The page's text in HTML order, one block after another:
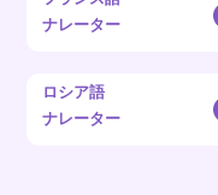
ナレーター
ロシア語
ナレーター